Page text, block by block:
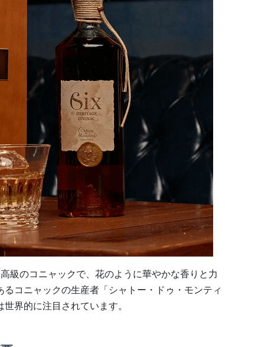
級のコニャックで、花のように華やかな香りと力
コニャックの生産者「シャトー・ドゥ・モンティ
界的に注目されています。